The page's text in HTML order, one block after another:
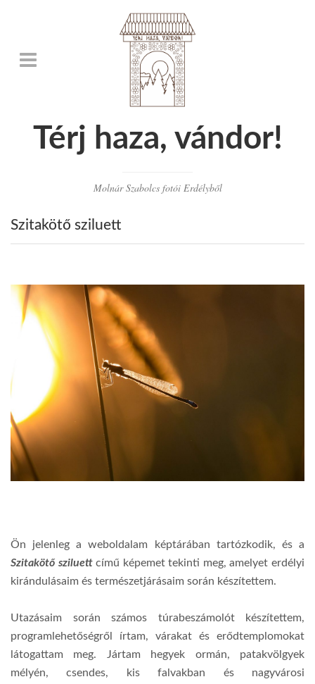
Térj haza, vándor!
Molnár Szabolcs fotói Erdélyből
Szitakötő sziluett
Ön jelenleg a weboldalam képtárában tartózkodik, és a
Szitakötő sziluettcímű képemet tekinti meg, amelyet erdélyi
kirándulásaim és természetjárásaim során készítettem.
Utazásaim során számos túrabeszámolót készítettem,
programlehetőségről írtam, várakat és erődtemplomokat
látogattam meg. Jártam hegyek ormán, patakvölgyek
mélyén, csendes, kis falvakban és nagyvárosi